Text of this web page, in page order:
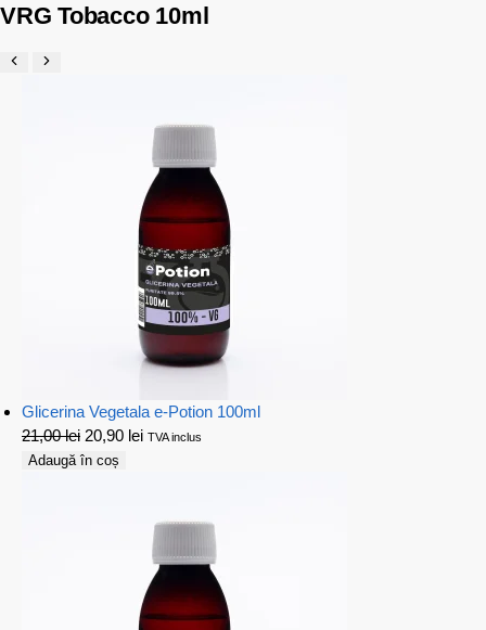
VRG Tobacco 10ml
Glicerina Vegetala e-Potion 100ml
21,00lei 20,90 lei TVA inclus
Adaugă în coș